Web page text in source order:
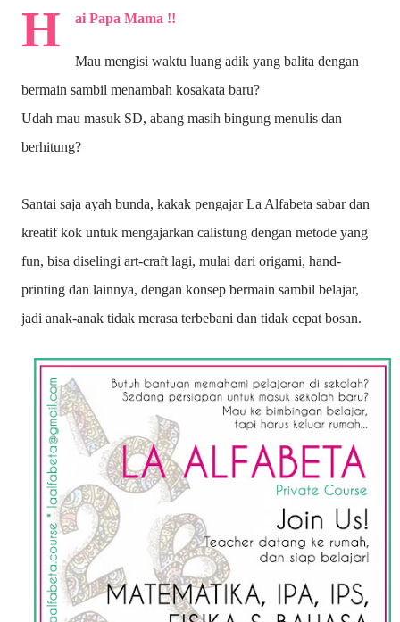
H ai Papa Mama !!
Mau mengisi waktu luang adik yang balita dengan
bermain sambil menambah kosakata baru?
Udah mau masuk SD, abang masih bingung menulis dan
berhitung?
Santai saja ayah bunda, kakak pengajar La Alfabeta sabar dan
kreatif kok untuk mengajarkan calistung dengan metode yang
fun, bisa diselingi art-craft lagi, mulai dari origami, hand-
printing dan lainnya, dengan konsep bermain sambil belajar,
jadi anak-anak tidak merasa terbebani dan tidak cepat bosan.